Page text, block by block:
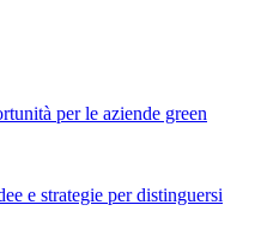
per le aziende green
e strategie per distinguersi